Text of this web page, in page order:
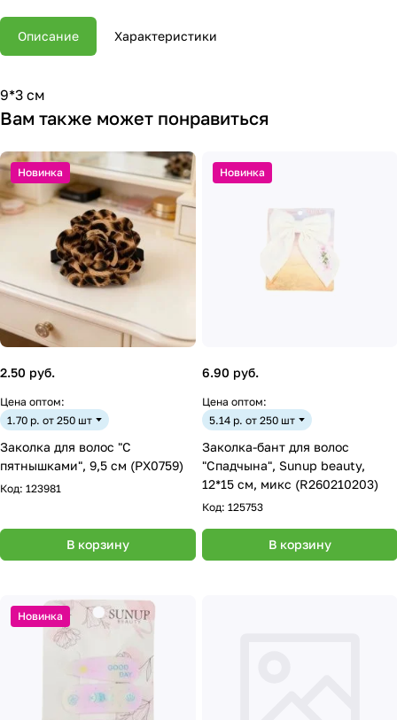
Описание Характеристики
9*3 см
Вам также может понравиться
Новинка
2.50 руб.
Цена оптом:
1.70 р. от 250 шт
Заколка для волос "С
пятнышками", 9,5 см (PX0759)
Код: 123981
В корзину
Новинка
6.90 руб.
Цена оптом:
5.14 р. от 250 шт
Заколка-бант для волос
"Спадчына", Sunup beauty,
12*15 см, микс (R260210203)
Код: 125753
В корзину
Новинка